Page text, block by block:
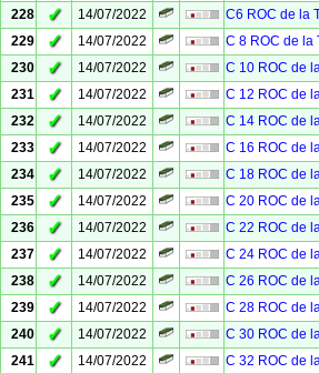
228
✓ 14/07/2022
C6 ROC de la
229
✓ 14/07/2022
C 8 ROC de la
230
✓ 14/07/2022
C 10 ROC de
231
✓ 14/07/2022
C 12 ROC de
232
✓ 14/07/2022
C 14 ROC de
233
✓ 14/07/2022
C 16 ROC de
234
✓ 14/07/2022
C 18 ROC de
235
✓ 14/07/2022
C 20 ROC de
236
✓ 14/07/2022
C 22 ROC de
237
✓ 14/07/2022
C 24 ROC de
238
✓ 14/07/2022
C 26 ROC de
239
✓ 14/07/2022
C 28 ROC de
240
✓ 14/07/2022
C 30 ROC de
241
✓ 14/07/2022
C 32 ROC de